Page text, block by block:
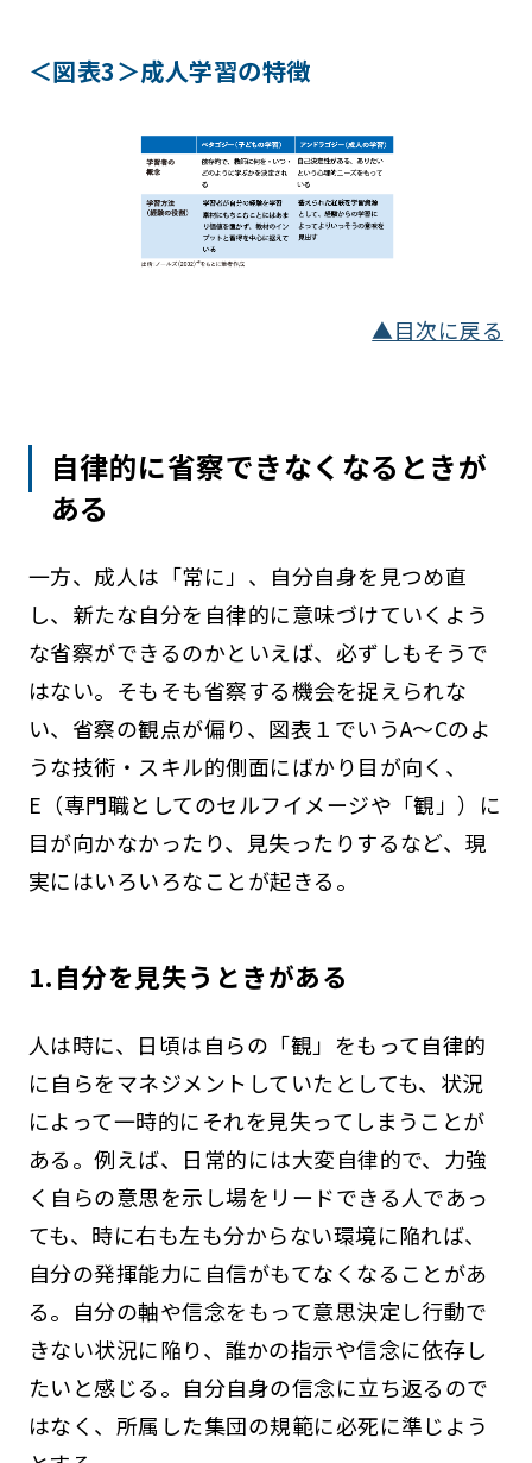
＜図表3＞成人学習の特徴
▲目次に戻る
自律的に省察できなくなるときが
ある
一方、成人は「常に」、自分自身を見つめ直
し、新たな自分を自律的に意味づけていくよう
な省察ができるのかといえば、必ずしもそうで
はない。そもそも省察する機会を捉えられな
い、省察の観点が偏り、図表１でいうA～Cのよ
うな技術・スキル的側面にばかり目が向く、
E（専門職としてのセルフイメージや「観」）に
目が向かなかったり、見失ったりするなど、現
実にはいろいろなことが起きる。
1.自分を見失うときがある
人は時に、日頃は自らの「観」をもって自律的
に自らをマネジメントしていたとしても、状況
によって一時的にそれを見失ってしまうことが
ある。例えば、日常的には大変自律的で、力強
く自らの意思を示し場をリードできる人であっ
ても、時に右も左も分からない環境に陥れば、
自分の発揮能力に自信がもてなくなることがあ
る。自分の軸や信念をもって意思決定し行動で
きない状況に陥り、誰かの指示や信念に依存し
たいと感じる。自分自身の信念に立ち返るので
はなく、所属した集団の規範に必死に準じよう